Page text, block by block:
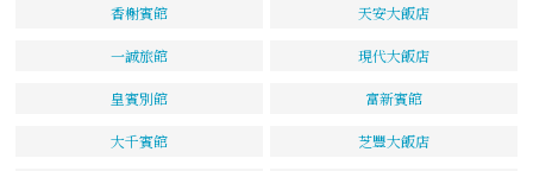
香榭賓館 天安大飯店
一誠旅館 現代大飯店
皇賓別館 富新賓館
大千賓館 芝豐大飯店